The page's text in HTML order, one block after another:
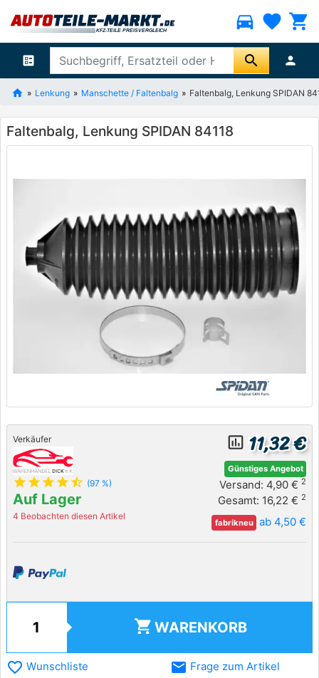
directions_car favorite shopping_cart
ballot search person
Lenkung Manschette / Faltenbalg Faltenbalg, Lenkung SPIDAN
Faltenbalg, Lenkung SPIDAN 84118
Verkäufer
star star star star star_half (97 %)
Auf Lager
4 Beobachten diesen Artikel
insert_chart_outlined 11,32 €
Günstiges Angebot
Versand: 4,90 € 2
Gesamt: 16,22 € 2
fabrikneu ab 4,50 €
shopping_cart WARENKORB
favorite_border Wunschliste email Frage zum Artikel